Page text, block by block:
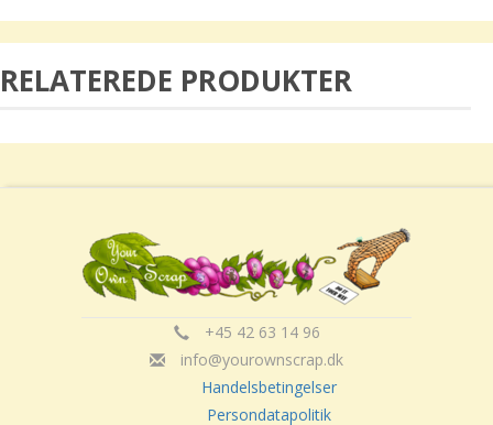
RELATEREDE PRODUKTER
+45 42 63 14 96
info@yourownscrap.dk
Handelsbetingelser
Persondatapolitik